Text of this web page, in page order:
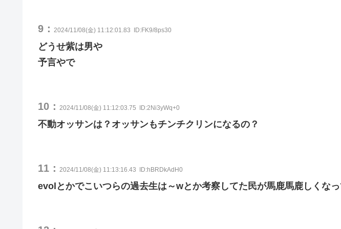
9： 2024/11/08(金) 11:12:01.83 ID:FK9/8ps30
どうせ紫は男や
予言やで
10： 2024/11/08(金) 11:12:03.75 ID:2Ni3yWq+0
不動オッサンは？オッサンもチンチクリンになるの？
11： 2024/11/08(金) 11:13:16.43 ID:hBRDkAdH0
evolとかでこいつらの過去生は～wとか考察してた民が馬鹿馬鹿しくな